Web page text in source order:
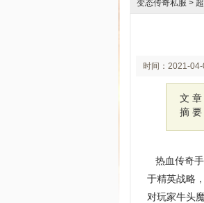
变态传奇私服 >
时间：2021-04-
文 章
摘 要
热血传奇
于精英战略
对玩家牛头